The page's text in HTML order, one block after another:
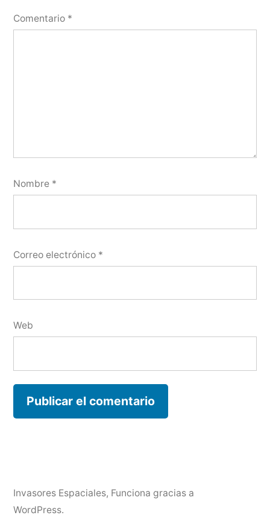
Comentario *
Nombre *
Correo electrónico *
Web
Invasores Espaciales, Funciona gracias a
WordPress.